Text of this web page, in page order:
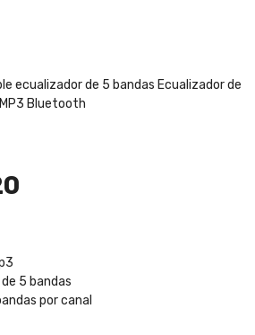
ecualizador de 5 bandas Ecualizador de
Bluetooth
5 bandas
por canal